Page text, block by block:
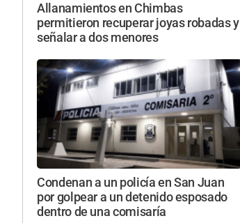
Allanamientos en Chimbas
permitieron recuperar joyas robadas y
señalar a dos menores
Condenan a un policía en San Juan
por golpear a un detenido esposado
dentro de una comisaría